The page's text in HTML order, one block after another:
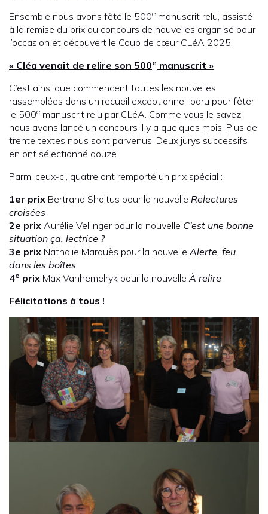
Ensemble nous avons fêté le 500e manuscrit relu, assisté
à la remise du prix du concours de nouvelles organisé pour
l’occasion et découvert le Coup de cœur CLéA 2025.
« Cléa venait de relire son 500e manuscrit »
C’est ainsi que commencent toutes les nouvelles
rassemblées dans un recueil exceptionnel, paru pour fêter
le 500e manuscrit relu par CLéA. Comme vous le savez,
nous avons lancé un concours il y a quelques mois. Plus de
trente textes nous sont parvenus. Deux jurys successifs
en ont sélectionné douze.
Parmi ceux-ci, quatre ont remporté un prix spécial :
1er prix Bertrand Sholtus pour la nouvelle Relectures
croisées
2e prix Aurélie Vellinger pour la nouvelle C’est une bonne
situation ça, lectrice ?
3e prix Nathalie Marquès pour la nouvelle Alerte, feu
dans les boîtes
4e prix Max Vanhemelryk pour la nouvelle À relire
Félicitations à tous !